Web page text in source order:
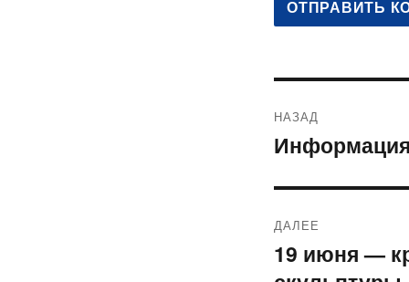
по
НАЗАД
Предыдущая
ДАЛЕЕ
Следующая
19 июня —